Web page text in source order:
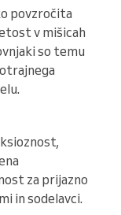
povzročita
v mišicah
so temu
za prijazno
in sodelavci.